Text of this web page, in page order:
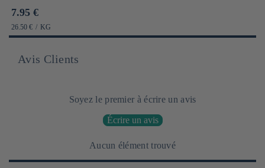
Prix
habituel
7.95 €
PRIX
UNITAIRE
26.50 € / PAR
KG
Avis Clients
Soyez le premier à écrire un avis
Écrire un avis
Aucun élément trouvé